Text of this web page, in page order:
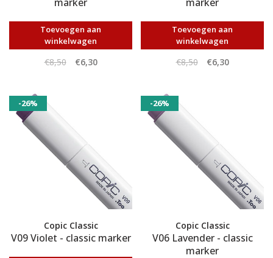
Toevoegen aan
winkelwagen
€8,50 €6,30
Toevoegen aan
winkelwagen
€8,50 €6,30
-26%
Copic Classic
V09 Violet - classic marker
-26%
Copic Classic
V06 Lavender - classic
marker